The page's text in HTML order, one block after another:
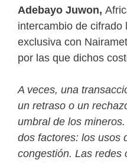
Adebayo Juwon,
intercambio de
exclusiva con
por las que dichos
A veces, una
un retraso o un
umbral de los
dos factores: los usos
congestión. Las redes